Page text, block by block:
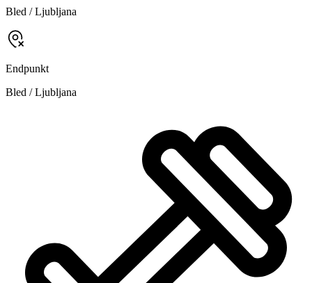
Bled / Ljubljana
Endpunkt
Bled / Ljubljana